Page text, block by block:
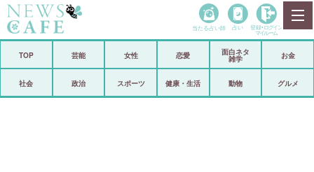
政治
当たる占い師 占い 登録• ログイン
マイルーム
TOP 芸能 女性 恋愛
面白ネタ
雑学
お金
社会 政治 スポーツ 健康・生活 動物 グルメ